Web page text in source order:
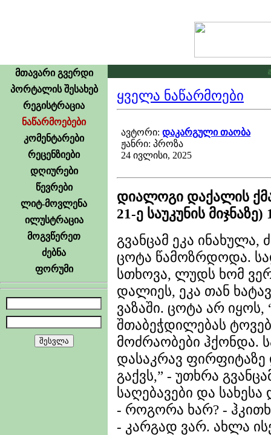
მთავარი გვერდი
პორტალის შესახებ
რეგისტრაცია
ნაწარმოებები
კომენტარები
რეცენზიები
დღიურები
წევრები
ლიტ-მოვლენა
ილუსტრაცია
მოგვწერეთ
ძებნა
ფორუმი
ყველა ნაწარმოები
ავტორი: დაკარგული თაობა
ჟანრი: პროზა
24 ივლისი, 2025
დიალოგი დაქალის
21-ე საუკუნის მიჯნაზე)
გვანცამ ეკა
ცოტა წამოზრდოდა.
სთხოვა, ლუდს ხომ
დალიეს, ეკა თან
ვაზაში. ცოტა არ
შთაბეჭდილებას
მოძრაობები ჰქონდა.
დასაკრავ ფირფიტაზე
გაქვს,” - უთხრა
საღებავები და
- როგორა ხარ? -
- კარგად ვარ. ახლა